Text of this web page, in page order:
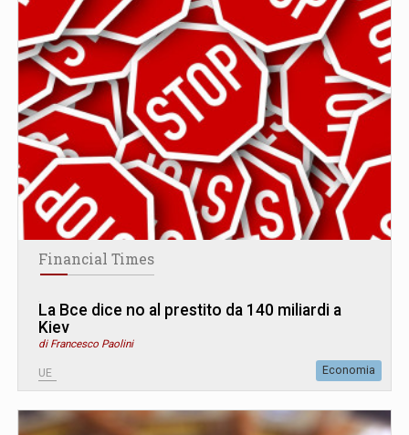
Financial Times
La Bce dice no al prestito da 140 miliardi a
Kiev
di Francesco Paolini
UE Economia